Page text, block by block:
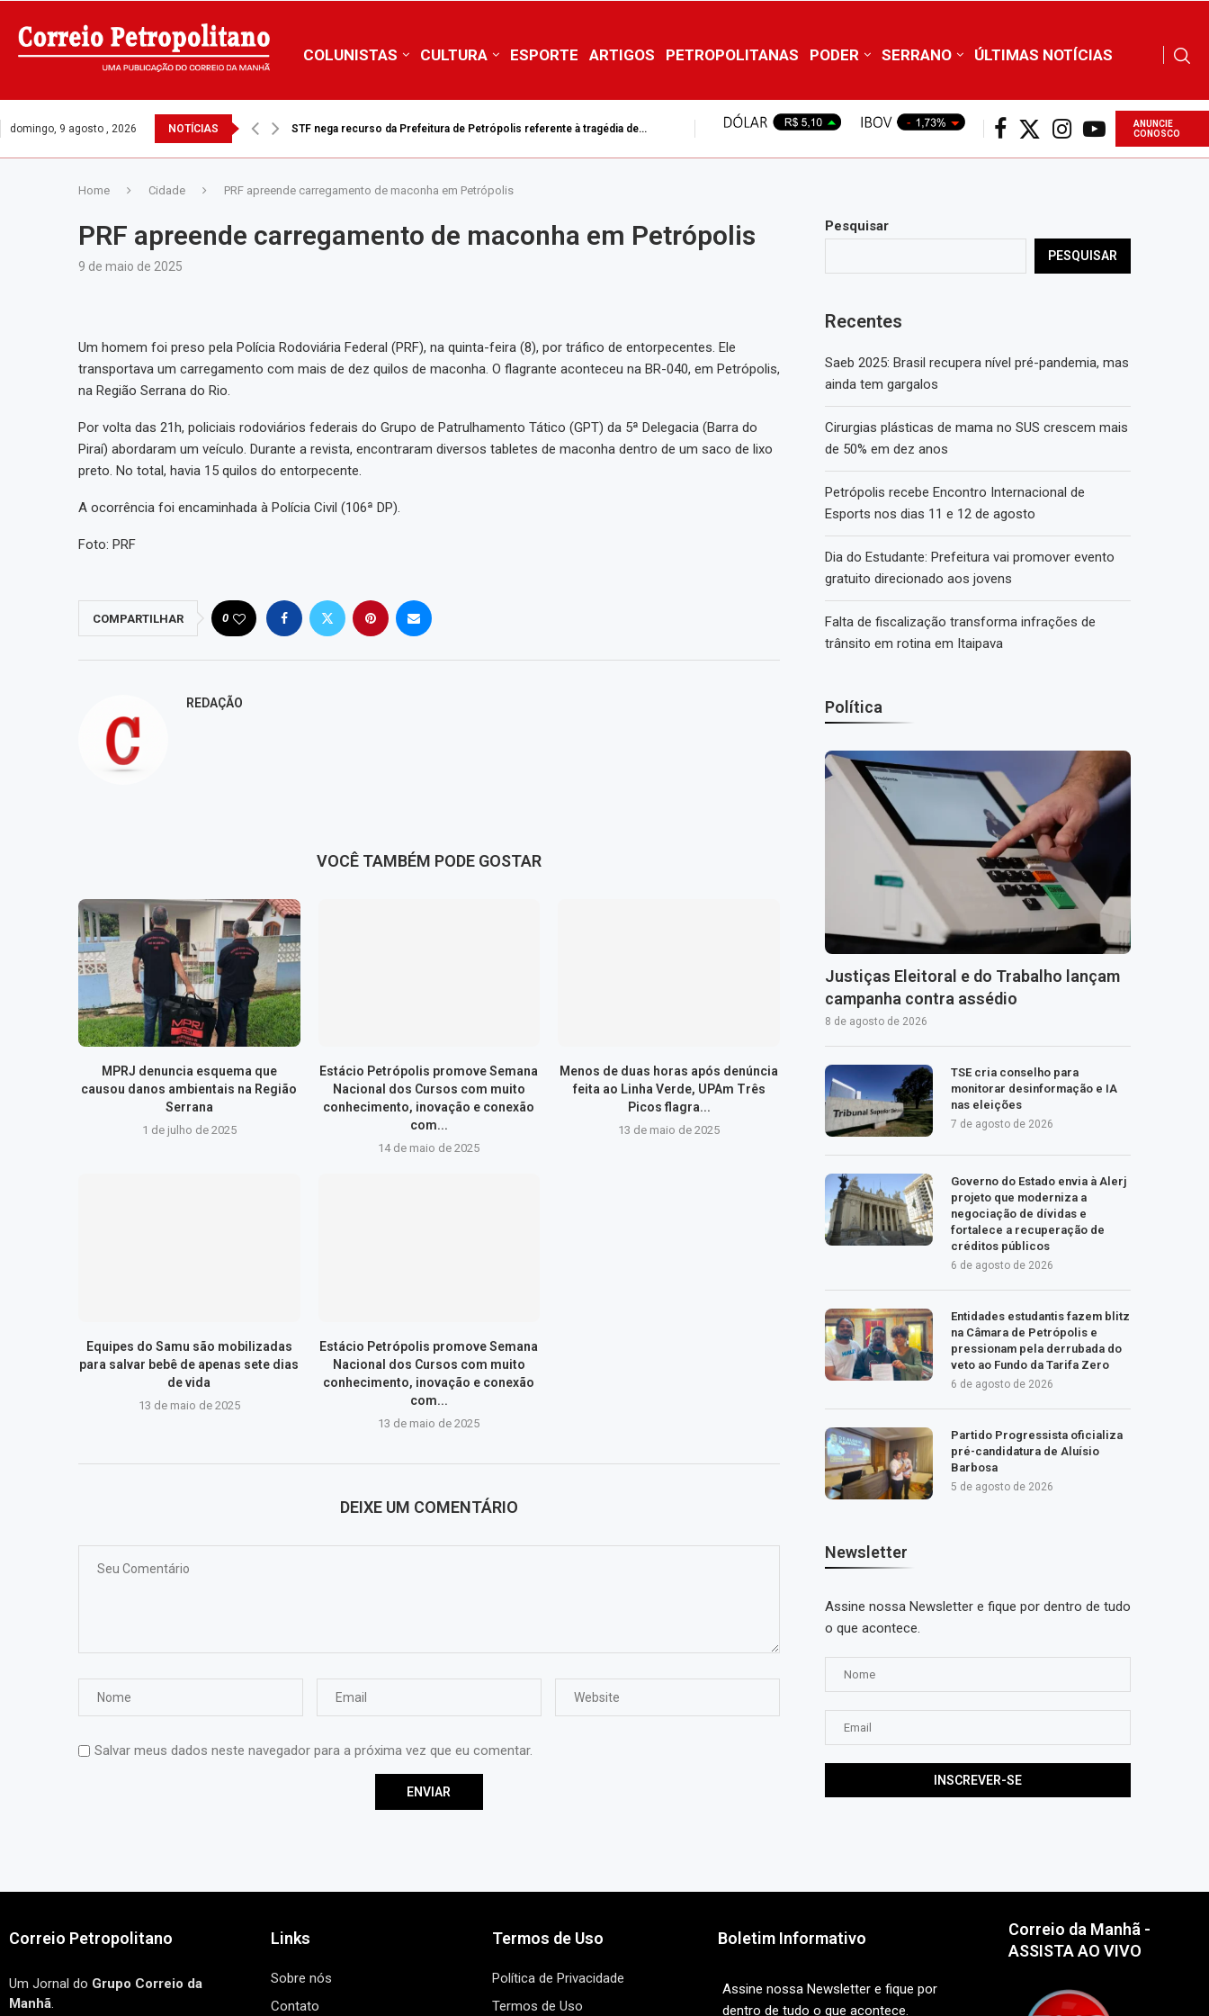
COLUNISTAS CULTURA ESPORTE ARTIGOS PETROPOLITANAS PODER SERRANO ÚLTIMAS NOTÍCIAS
domingo, 9 agosto , 2026 NOTÍCIAS STF nega recurso da Prefeitura de Petrópolis referente à tragédia de...
ANUNCIE
CONOSCO
Home Cidade PRF apreende carregamento de maconha em Petrópolis
PRF apreende carregamento de maconha em Petrópolis
9 de maio de 2025
Um homem foi preso pela Polícia Rodoviária Federal (PRF), na quinta-feira (8), por tráfico de entorpecentes. Ele
transportava um carregamento com mais de dez quilos de maconha. O flagrante aconteceu na BR-040, em Petrópolis,
na Região Serrana do Rio.
Por volta das 21h, policiais rodoviários federais do Grupo de Patrulhamento Tático (GPT) da 5ª Delegacia (Barra do
Piraí) abordaram um veículo. Durante a revista, encontraram diversos tabletes de maconha dentro de um saco de lixo
preto. No total, havia 15 quilos do entorpecente.
A ocorrência foi encaminhada à Polícia Civil (106ª DP).
Foto: PRF
COMPARTILHAR 0
REDAÇÃO
VOCÊ TAMBÉM PODE GOSTAR
MPRJ denuncia esquema que
causou danos ambientais na Região
Serrana
1 de julho de 2025
Estácio Petrópolis promove Semana
Nacional dos Cursos com muito
conhecimento, inovação e conexão
com...
14 de maio de 2025
Menos de duas horas após denúncia
feita ao Linha Verde, UPAm Três
Picos flagra...
13 de maio de 2025
Equipes do Samu são mobilizadas
para salvar bebê de apenas sete dias
de vida
13 de maio de 2025
Estácio Petrópolis promove Semana
Nacional dos Cursos com muito
conhecimento, inovação e conexão
com...
13 de maio de 2025
DEIXE UM COMENTÁRIO
Salvar meus dados neste navegador para a próxima vez que eu comentar.
Pesquisar
PESQUISAR
Recentes
Saeb 2025: Brasil recupera nível pré-pandemia, mas
ainda tem gargalos
Cirurgias plásticas de mama no SUS crescem mais
de 50% em dez anos
Petrópolis recebe Encontro Internacional de
Esports nos dias 11 e 12 de agosto
Dia do Estudante: Prefeitura vai promover evento
gratuito direcionado aos jovens
Falta de fiscalização transforma infrações de
trânsito em rotina em Itaipava
Política
Justiças Eleitoral e do Trabalho lançam
campanha contra assédio
8 de agosto de 2026
TSE cria conselho para
monitorar desinformação e IA
nas eleições
7 de agosto de 2026
Governo do Estado envia à Alerj
projeto que moderniza a
negociação de dívidas e
fortalece a recuperação de
créditos públicos
6 de agosto de 2026
Entidades estudantis fazem blitz
na Câmara de Petrópolis e
pressionam pela derrubada do
veto ao Fundo da Tarifa Zero
6 de agosto de 2026
Partido Progressista oficializa
pré-candidatura de Aluísio
Barbosa
5 de agosto de 2026
Newsletter
Assine nossa Newsletter e fique por dentro de tudo
o que acontece.
Correio Petropolitano
Um Jornal do Grupo Correio da
Manhã.
Links
Sobre nós
Contato
Termos de Uso
Política de Privacidade
Termos de Uso
Boletim Informativo
Assine nossa Newsletter e fique por
dentro de tudo o que acontece.
Correio da Manhã -
ASSISTA AO VIVO